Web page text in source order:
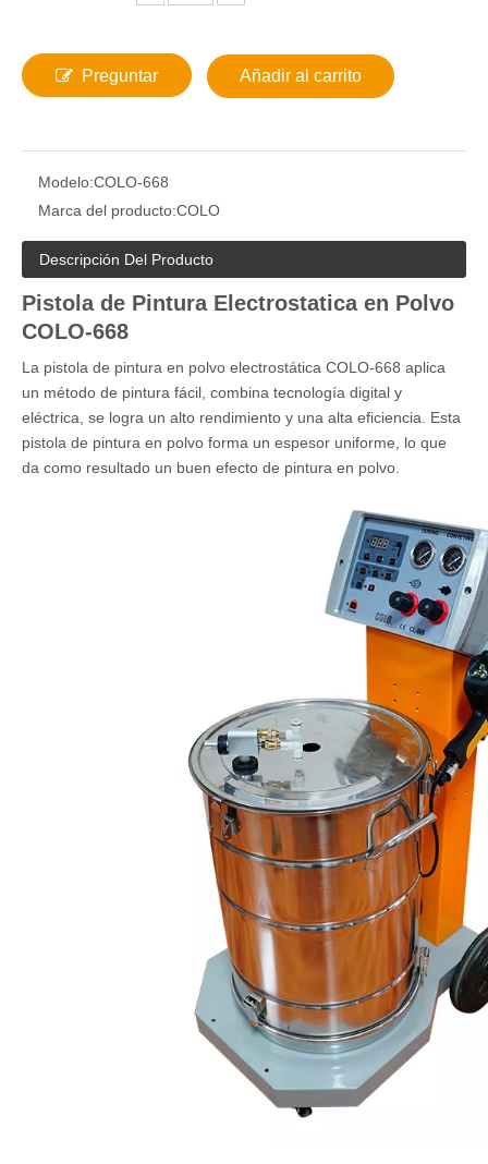
Preguntar Añadir al carrito
Modelo:COLO-668
Marca del producto:COLO
Descripción Del Producto
Pistola de Pintura Electrostatica en Polvo
COLO-668
La pistola de pintura en polvo electrostática COLO-668 aplica
un método de pintura fácil, combina tecnología digital y
eléctrica, se logra un alto rendimiento y una alta eficiencia. Esta
pistola de pintura en polvo forma un espesor uniforme, lo que
da como resultado un buen efecto de pintura en polvo.